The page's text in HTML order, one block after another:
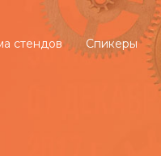
стендов Спикеры